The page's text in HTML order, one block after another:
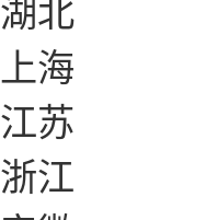
湖北
上海
江苏
浙江